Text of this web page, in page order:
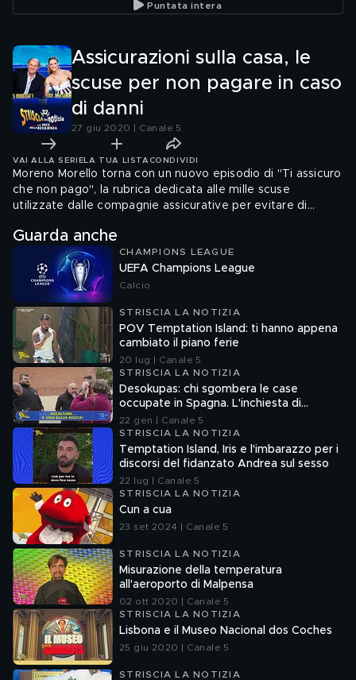
Puntata intera
Assicurazioni sulla casa, le
scuse per non pagare in caso
di danni
27 giu 2020 | Canale 5
VAI ALLA SERIE LA TUA LISTA CONDIVIDI
Moreno Morello torna con un nuovo episodio di "Ti assicuro
che non pago", la rubrica dedicata alle mille scuse
utilizzate dalle compagnie assicurative per evitare di
questa volta ci racconta la storia di un mancato rimborso in
seguito al crollo di un'abitazione dovuto a un'esplosione.
Nonostante il cliente avesse stipulato una polizza rischi
casa e famiglia e sia stata esclusa la presenza di ordigni, la
compagnia assicurativa si ...
Guarda anche
CHAMPIONS LEAGUE
UEFA Champions League
Calcio
STRISCIA LA NOTIZIA
POV Temptation Island: ti hanno appena
cambiato il piano ferie
20 lug | Canale 5
STRISCIA LA NOTIZIA
Desokupas: chi sgombera le case
occupate in Spagna. L'inchiesta di
Francesco Mazza
22 gen | Canale 5
STRISCIA LA NOTIZIA
Temptation Island, Iris e l'imbarazzo per i
discorsi del fidanzato Andrea sul sesso
22 lug | Canale 5
STRISCIA LA NOTIZIA
Cun a cua
23 set 2024 | Canale 5
STRISCIA LA NOTIZIA
Misurazione della temperatura
all'aeroporto di Malpensa
02 ott 2020 | Canale 5
STRISCIA LA NOTIZIA
Lisbona e il Museo Nacional dos Coches
25 giu 2020 | Canale 5
STRISCIA LA NOTIZIA